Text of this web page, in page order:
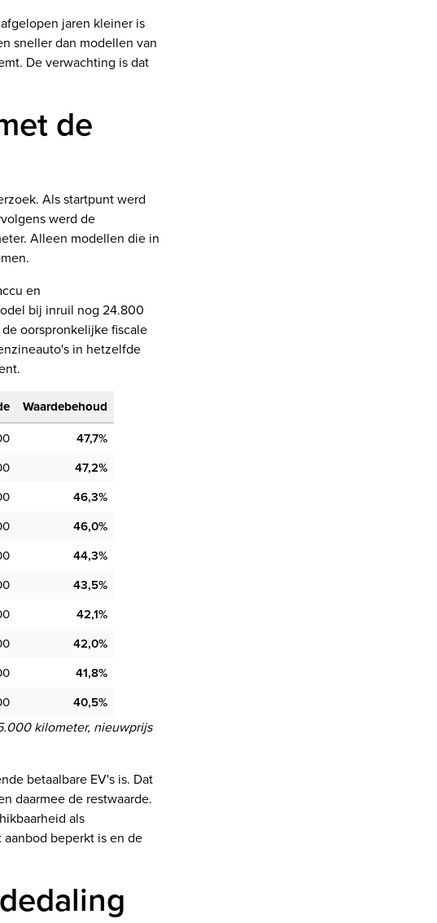
jaren kleiner is
sneller dan modellen van
De verwachting is dat
de
Als startpunt werd
werd de
Alleen modellen die in
en
bij inruil nog 24.800
oorspronkelijke fiscale
in hetzelfde
Waardebehoud
47,7%
47,2%
46,3%
46,0%
44,3%
43,5%
42,1%
42,0%
41,8%
40,5%
kilometer, nieuwprijs
betaalbare EV's is. Dat
daarmee de restwaarde.
als
beperkt is en de